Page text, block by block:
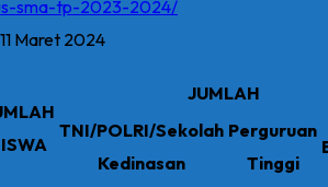
sma-tp-2023-2024/
Maret 2024
JUMLAH
TNI/POLRI/Sekolah
Kedinasan
Perguruan
Tinggi